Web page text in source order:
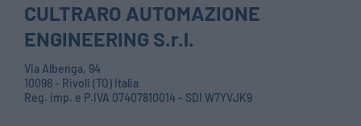
CULTRARO AUTOMAZIONE
ENGINEERING S.r.l.
Via Albenga, 94
10098 - Rivoli (TO) Italia
Reg. imp. e P.IVA 07407810014 - SDI W7YVJK9